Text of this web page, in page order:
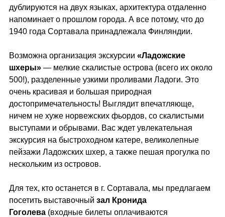
дублируются на двух языках, архитектура отдаленно
напоминает о прошлом города. А все потому, что до
1940 года Сортавала принадлежала Финляндии.
Возможна организация экскурсии «Ладожские
шхеры» — мелкие скалистые острова (всего их около
500!), разделенные узкими проливами Ладоги. Это
очень красивая и большая природная
достопримечательность! Выглядит впечатляюще,
ничем не хуже норвежских фьордов, со скалистыми
выступами и обрывами. Вас ждет увлекательная
экскурсия на быстроходном катере, великолепные
пейзажи Ладожских шхер, а также пешая прогулка по
нескольким из островов.
Для тех, кто останется в г. Сортавала, мы предлагаем
посетить выставочный зал Кронида
Гоголева (входные билеты оплачиваются